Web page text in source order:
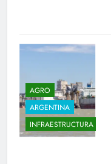
AGRO
ARGENTINA
INFRAESTRUCTURA